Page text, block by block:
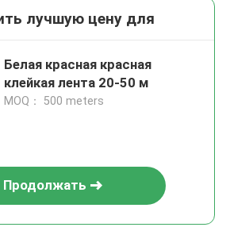
лучшую цену для
Белая красная красная
клейкая лента 20-50 м
MOQ： 500 meters
Продолжать